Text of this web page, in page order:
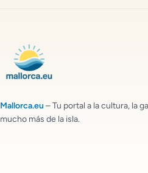
Mallorca.eu – Tu portal a la cultura, la
mucho más de la isla.